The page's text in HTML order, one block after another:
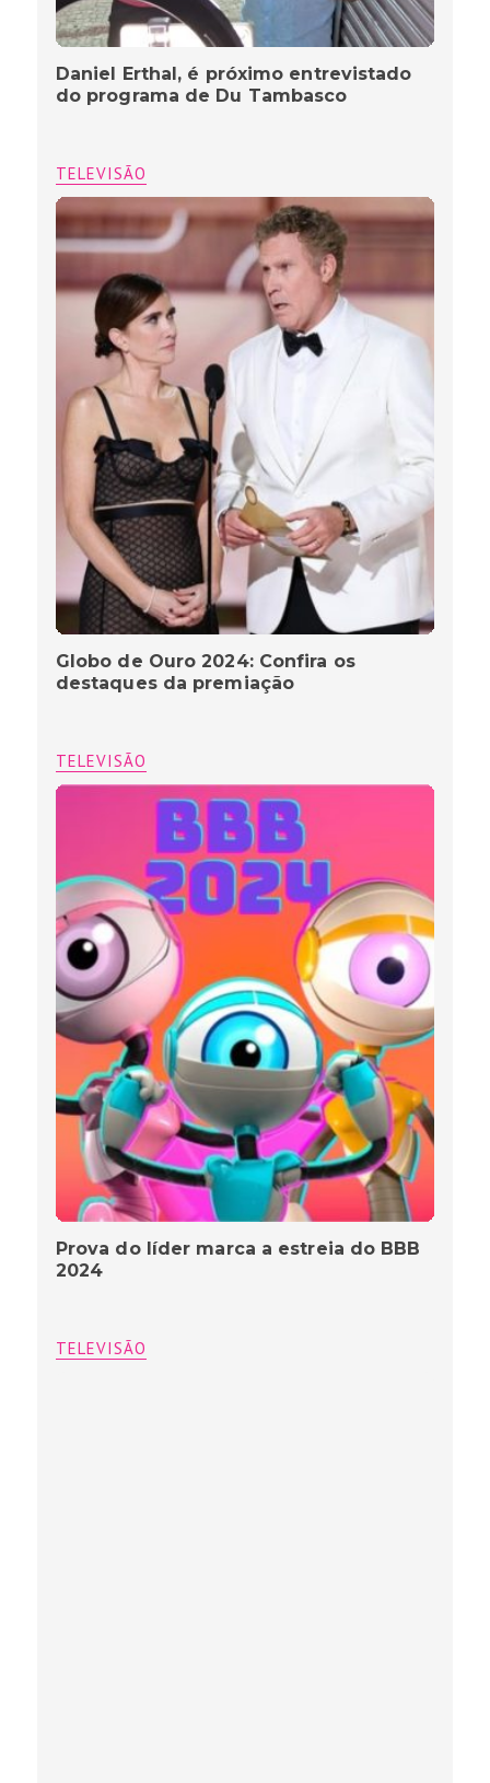
Daniel Erthal, é próximo entrevistado
do programa de Du Tambasco
TELEVISÃO
Globo de Ouro 2024: Confira os
destaques da premiação
TELEVISÃO
Prova do líder marca a estreia do BBB
2024
TELEVISÃO